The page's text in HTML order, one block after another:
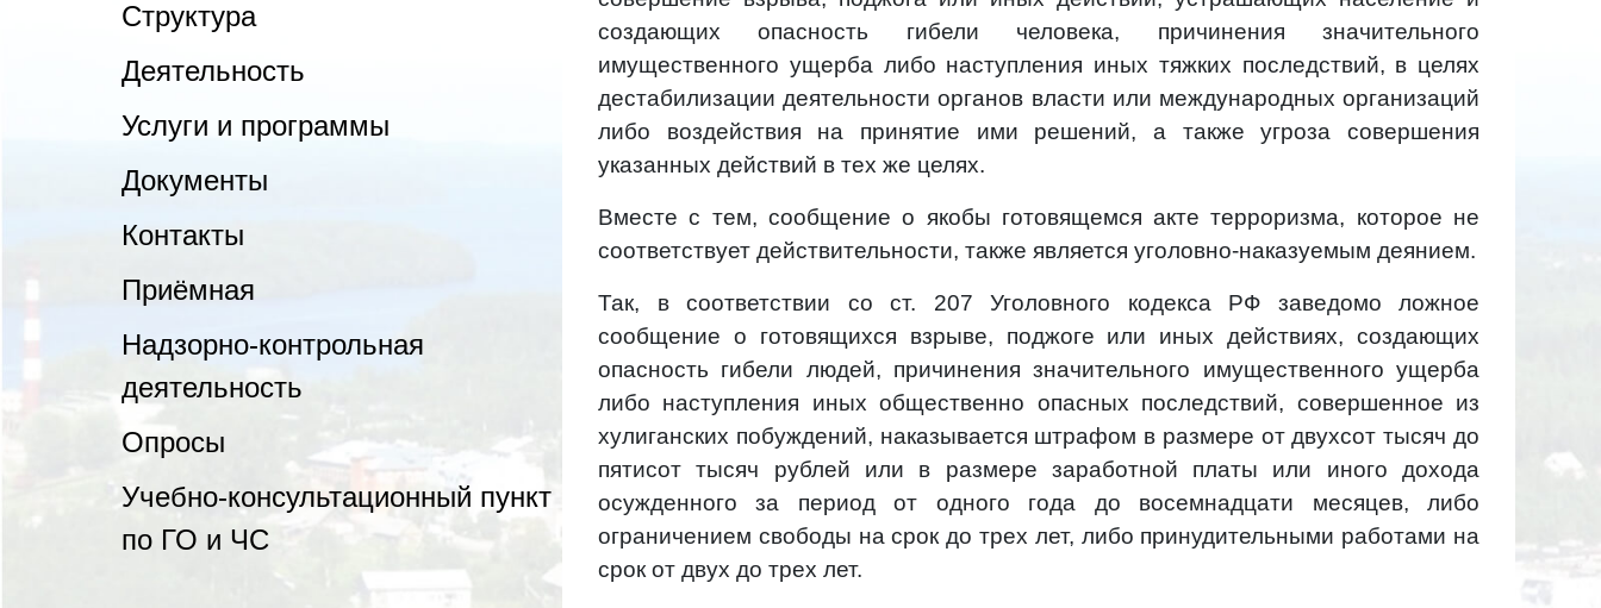
Структура
Деятельность
Услуги и программы
Документы
Контакты
Приёмная
Надзорно-контрольная
деятельность
Опросы
Учебно-консультационный пункт
по ГО и ЧС
создающих опасность гибели человека, причинения значительного
имущественного ущерба либо наступления иных тяжких последствий, в целях
дестабилизации деятельности органов власти или международных организаций
либо воздействия на принятие ими решений, а также угроза совершения
указанных действий в тех же целях.
Вместе с тем, сообщение о якобы готовящемся акте терроризма, которое не
соответствует действительности, также является уголовно-наказуемым деянием.
Так, в соответствии со ст. 207 Уголовного кодекса РФ заведомо ложное
сообщение о готовящихся взрыве, поджоге или иных действиях, создающих
опасность гибели людей, причинения значительного имущественного ущерба
либо наступления иных общественно опасных последствий, совершенное из
хулиганских побуждений, наказывается штрафом в размере от двухсот тысяч до
пятисот тысяч рублей или в размере заработной платы или иного дохода
осужденного за период от одного года до восемнадцати месяцев, либо
ограничением свободы на срок до трех лет, либо принудительными работами на
срок от двух до трех лет.